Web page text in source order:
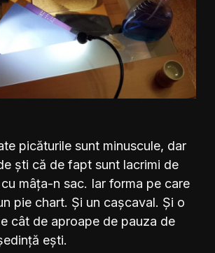
picăturile sunt minuscule, dar
ști că de fapt sunt lacrimi de
mâța-n sac. Iar forma pe care
pie chart. Și un cașcaval. Și o
cât de aproape de pauza de
ești.